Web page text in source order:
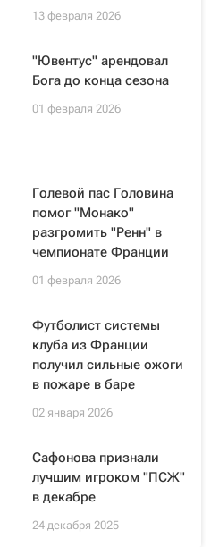
13 февраля 2026
"Ювентус" арендовал
Бога до конца сезона
01 февраля 2026
Голевой пас Головина
помог "Монако"
разгромить "Ренн" в
чемпионате Франции
01 февраля 2026
Футболист системы
клуба из Франции
получил сильные ожоги
в пожаре в баре
02 января 2026
Сафонова признали
лучшим игроком "ПСЖ"
в декабре
24 декабря 2025